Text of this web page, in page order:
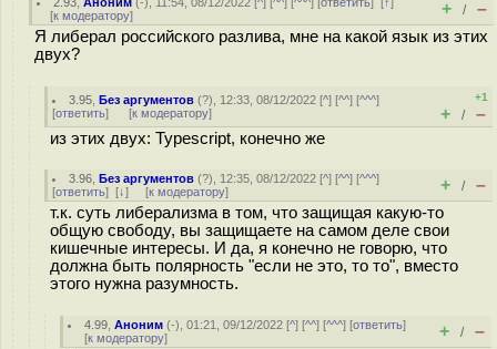
[к модератору] + / –
Я либерал российского разлива, мне на какой язык из этих
двух?
3.95 ,Без аргументов (?), 12:33, 08/12/2022 [^] [^^] [^^^]
[ответить] [к модератору]
+1
+ / –
из этих двух: Typescript, конечно же
3.96 ,Без аргументов (?), 12:35, 08/12/2022 [^] [^^] [^^^]
[ответить] [↓] [к модератору] + / –
т.к. суть либерализма в том, что защищая какую-то
общую свободу, вы защищаете на самом деле свои
кишечные интересы. И да, я конечно не говорю, что
должна быть полярность "если не это, то то", вместо
этого нужна разумность.
4.99 ,Аноним (-), 01:21, 09/12/2022 [^] [^^] [^^^] [ответить]
[к модератору] + / –